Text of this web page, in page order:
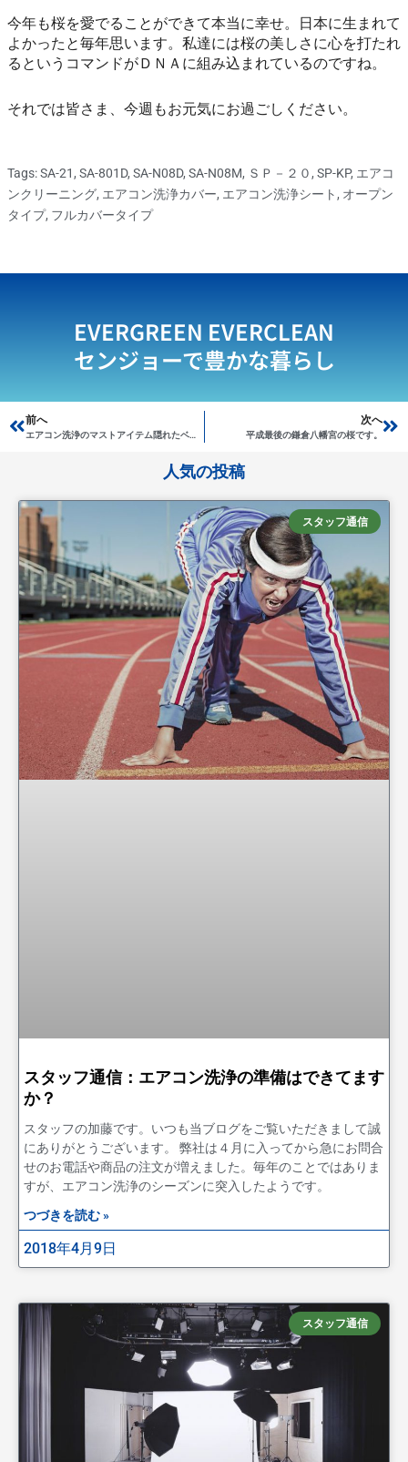
今年も桜を愛でることができて本当に幸せ。日本に生まれて
よかったと毎年思います。私達には桜の美しさに心を打たれ
るというコマンドがＤＮＡに組み込まれているのですね。
それでは皆さま、今週もお元気にお過ごしください。
Tags:SA-21, SA-801D, SA-N08D, SA-N08M, ＳＰ－２０, SP-KP, エアコ
ンクリーニング, エアコン洗浄カバー, エアコン洗浄シート, オープン
タイプ, フルカバータイプ
EVERGREEN EVERCLEAN
センジョーで豊かな暮らし
Prev
前へ
エアコン洗浄のマストアイテム隠れたベストセラー 防水マット！
次へ
平成最後の鎌倉八幡宮の桜です。
人気の投稿
スタッフ通信
スタッフ通信：エアコン洗浄の準備はできてます
か？
スタッフの加藤です。いつも当ブログをご覧いただきまして誠
にありがとうございます。 弊社は４月に入ってから急にお問合
せのお電話や商品の注文が増えました。毎年のことではありま
すが、エアコン洗浄のシーズンに突入したようです。
つづきを読む »
2018年4月9日
スタッフ通信